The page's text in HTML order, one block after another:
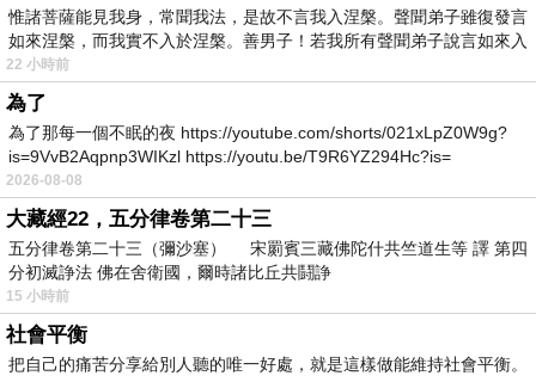
於是我參考了其他網友【TODS】全皮拉鍊肩斜背
花朵包(灰)的推薦開箱文及心得分享!
上網找了很多【TODS】全皮拉鍊肩斜背花朵包(灰)
評論跟比價的結果，還有哪裡買最便宜划算，發現
它真的很不錯!!
而且在網路上購買，品質有保障又有七天鑑
賞期，不滿意可以退貨也不用擔心買
貴!
惟諸菩薩能見我身，常聞我法，是故不言我入涅槃。聲聞弟子雖復發言
如來涅槃，而我實不入於涅槃。善男子！若我所有聲聞弟子說言如來入
22 小時前
為了
為了那每一個不眠的夜 https://youtube.com/shorts/021xLpZ0W9g?
is=9VvB2Aqpnp3WIKzl https://youtu.be/T9R6YZ294Hc?is=
2026-08-08
大藏經22，五分律卷第二十三
五分律卷第二十三（彌沙塞） 宋罽賓三藏佛陀什共竺道生等 譯 第四
分初滅諍法 佛在舍衛國，爾時諸比丘共鬪諍
15 小時前
社會平衡
把自己的痛苦分享給別人聽的唯一好處，就是這樣做能維持社會平衡。